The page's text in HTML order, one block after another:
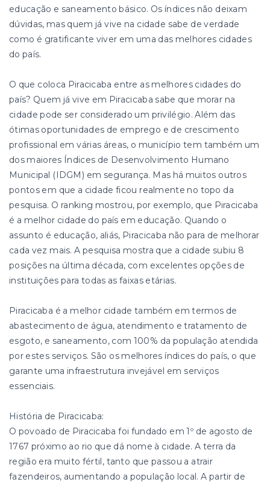
educação e saneamento básico. Os índices não deixam
dúvidas, mas quem já vive na cidade sabe de verdade
como é gratificante viver em uma das melhores cidades
do país.
O que coloca Piracicaba entre as melhores cidades do
país? Quem já vive em Piracicaba sabe que morar na
cidade pode ser considerado um privilégio. Além das
ótimas oportunidades de emprego e de crescimento
profissional em várias áreas, o município tem também um
dos maiores Índices de Desenvolvimento Humano
Municipal (IDGM) em segurança. Mas há muitos outros
pontos em que a cidade ficou realmente no topo da
pesquisa. O ranking mostrou, por exemplo, que Piracicaba
é a melhor cidade do país em educação. Quando o
assunto é educação, aliás, Piracicaba não para de melhorar
cada vez mais. A pesquisa mostra que a cidade subiu 8
posições na última década, com excelentes opções de
instituições para todas as faixas etárias.
Piracicaba é a melhor cidade também em termos de
abastecimento de água, atendimento e tratamento de
esgoto, e saneamento, com 100% da população atendida
por estes serviços. São os melhores índices do país, o que
garante uma infraestrutura invejável em serviços
essenciais.
História de Piracicaba:
O povoado de Piracicaba foi fundado em 1º de agosto de
1767 próximo ao rio que dá nome à cidade. A terra da
região era muito fértil, tanto que passou a atrair
fazendeiros, aumentando a população local. A partir de